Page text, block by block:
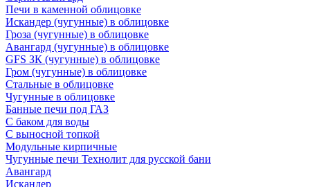
Печи в каменной облицовке
Искандер (чугунные) в облицовке
Гроза (чугунные) в облицовке
Авангард (чугунные) в облицовке
GFS ЗК (чугунные) в облицовке
Гром (чугунные) в облицовке
Стальные в облицовке
Чугунные в облицовке
Банные печи под ГАЗ
С баком для воды
С выносной топкой
Модульные кирпичные
Чугунные печи Технолит для русской бани
Авангард
Искандер